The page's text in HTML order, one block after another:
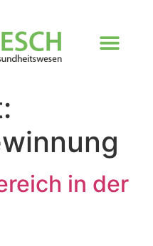
in der